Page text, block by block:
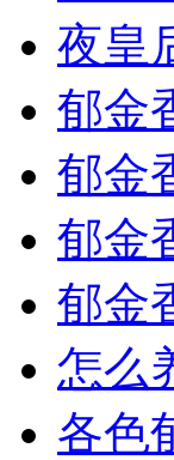
夜皇
郁金
郁金
郁金
郁金
怎么
各色